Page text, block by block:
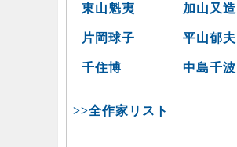
東山魁夷 加山又造
片岡球子 平山郁夫
千住博 中島千波
>>全作家リスト